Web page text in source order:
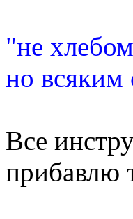
"не
но
Все
прибавлю